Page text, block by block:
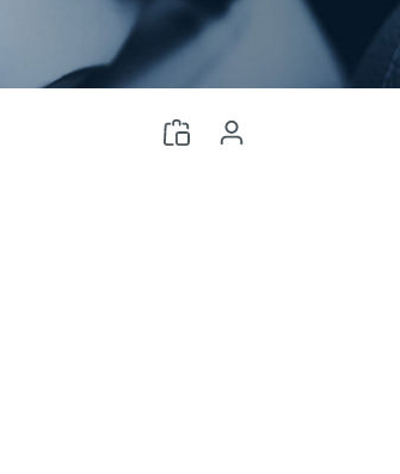
Télécharger le fichier CAO
Inscription